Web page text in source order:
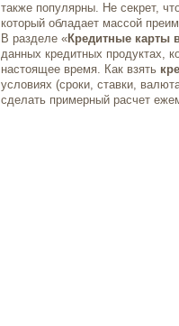
также популярны. Не секрет,
который обладает массой
В разделе «Кредитные карты
данных кредитных продуктах,
настоящее время. Как взять
условиях (сроки, ставки,
сделать примерный расчет